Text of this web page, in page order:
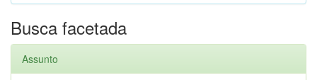
Busca facetada
Assunto